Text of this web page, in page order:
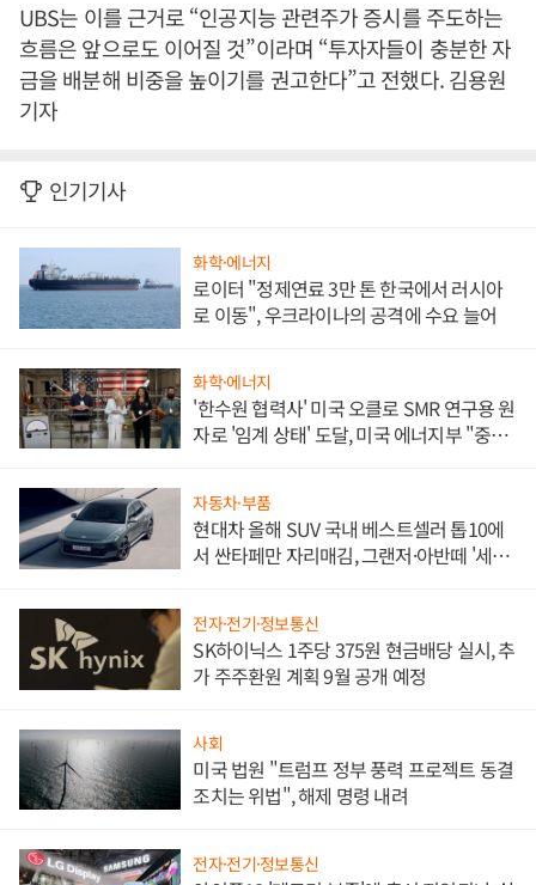
UBS는 이를 근거로 “인공지능 관련주가 증시를 주도하는
흐름은 앞으로도 이어질 것”이라며 “투자자들이 충분한 자
금을 배분해 비중을 높이기를 권고한다”고 전했다. 김용원
기자
인기기사
화학·에너지
로이터 "정제연료 3만 톤 한국에서 러시아
로 이동", 우크라이나의 공격에 수요 늘어
화학·에너지
'한수원 협력사' 미국 오클로 SMR 연구용 원
자로 '임계 상태' 도달, 미국 에너지부 "중요
자동차·부품
현대차 올해 SUV 국내 베스트셀러 톱10에
서 싼타페만 자리매김, 그랜저·아반떼 '세단
전자·전기·정보통신
SK하이닉스 1주당 375원 현금배당 실시, 추
가 주주환원 계획 9월 공개 예정
사회
미국 법원 "트럼프 정부 풍력 프로젝트 동결
조치는 위법", 해제 명령 내려
전자·전기·정보통신